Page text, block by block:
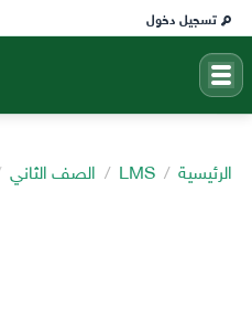
تسجيل دخول
الرئيسية LMS الصف الثاني